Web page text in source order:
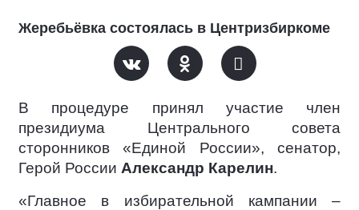
Жеребьёвка состоялась в Центризбиркоме
В процедуре принял участие член
президиума Центрального совета
сторонников «Единой России», сенатор,
Герой России Александр Карелин.
«Главное в избирательной кампании –